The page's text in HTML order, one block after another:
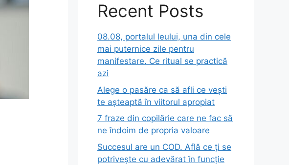
Recent Posts
08.08, portalul leului, una din cele
mai puternice zile pentru
manifestare. Ce ritual se practică
azi
Alege o pasăre ca să afli ce vești
te așteaptă în viitorul apropiat
7 fraze din copilărie care ne fac să
ne îndoim de propria valoare
Succesul are un COD. Află ce ți se
potrivește cu adevărat în funcție